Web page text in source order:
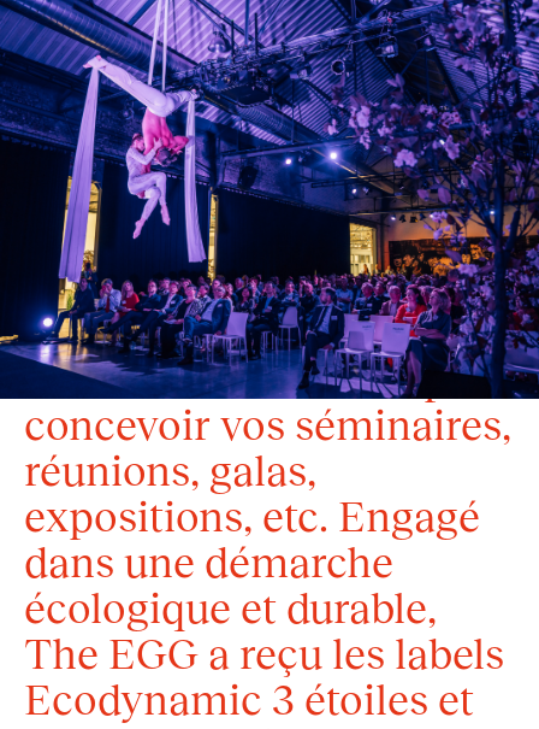
The EGG Brussels, situé
au coeur de Bruxelles,
peut accueillir jusqu'à
1000 invités. Ses 5000 m²
et ses configurations
variées permettent une
créativité sans limite pour
concevoir vos séminaires,
réunions, galas,
expositions, etc. Engagé
dans une démarche
écologique et durable,
The EGG a reçu les labels
Ecodynamic 3 étoiles et